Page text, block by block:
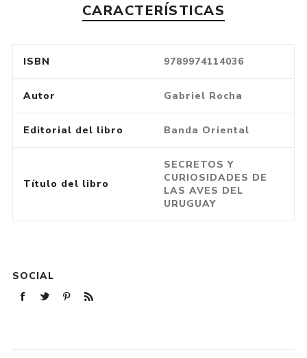
CARACTERÍSTICAS
ISBN 9789974114036
Autor Gabriel Rocha
Editorial del libro Banda Oriental
Título del libro
SECRETOS Y
CURIOSIDADES DE
LAS AVES DEL
URUGUAY
SOCIAL